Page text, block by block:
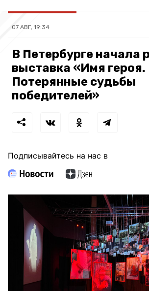
07 АВГ, 19:34
В Петербурге начала
выставка «Имя героя.
Потерянные судьбы
победителей»
Подписывайтесь на нас в